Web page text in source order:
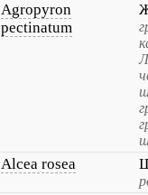
Agropyron
pectinatum
Alcea rosea